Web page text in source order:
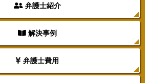
弁護士紹介
解決事例
弁護士費用